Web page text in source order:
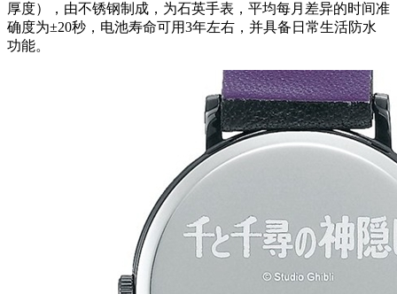
厚度），由不锈钢制成，为石英手表，平均每月差异的时间准
确度为±20秒，电池寿命可用3年左右，并具备日常生活防水
功能。